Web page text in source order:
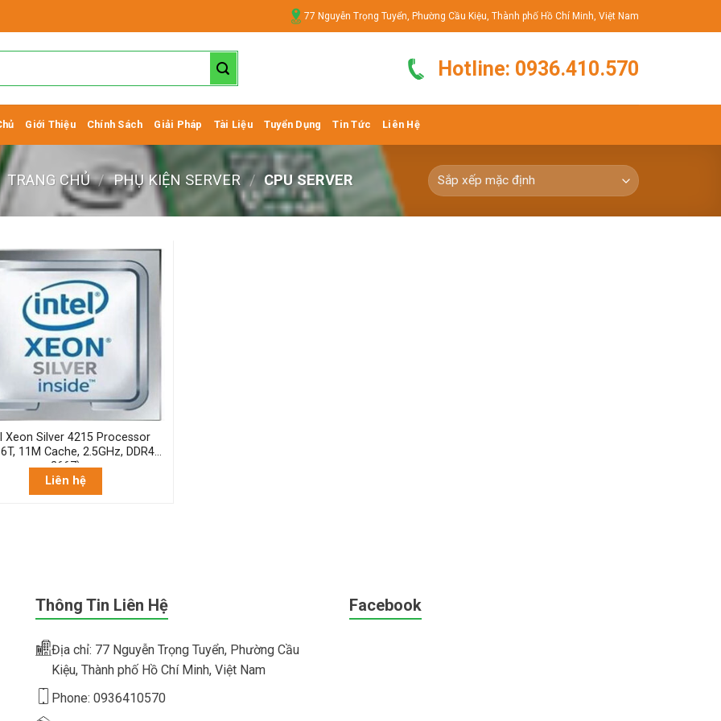
77 Nguyễn Trọng Tuyển, Phường Cầu Kiệu, Thành phố Hồ Chí Minh, Việt Nam
Hotline: 0936.410.570
Giới Thiệu Chính Sách Giải Pháp Tài Liệu Tuyển Dụng Tin Tức Liên Hệ
TRANG CHỦ / PHỤ KIỆN SERVER / CPU SERVER
Xeon Silver 4215 Processor
11M Cache, 2.5GHz, DDR4-
2667)
Liên hệ
Thông Tin Liên Hệ
Địa chỉ: 77 Nguyễn Trọng Tuyển, Phường Cầu
Kiệu, Thành phố Hồ Chí Minh, Việt Nam
Phone: 0936410570
Facebook